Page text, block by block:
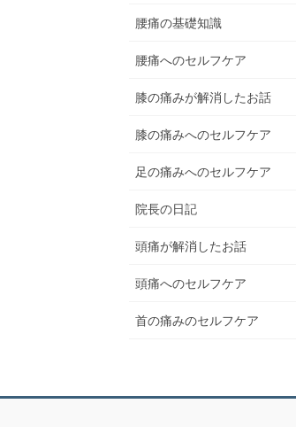
腰痛の基礎知識
腰痛へのセルフケア
膝の痛みが解消したお話
膝の痛みへのセルフケア
足の痛みへのセルフケア
院長の日記
頭痛が解消したお話
頭痛へのセルフケア
首の痛みのセルフケア